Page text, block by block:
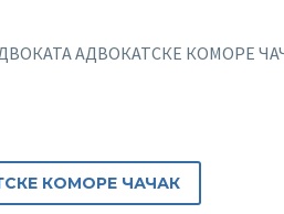
АДВОКАТСКЕ КОМОРЕ
КОМОРЕ ЧАЧАК